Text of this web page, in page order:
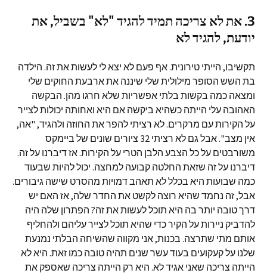
3. את לא צריכה תמיד להגיד "לא" בשביל, את
יודעת, להגיד לא
תקשיבו, הייתי טירונית. אף פעם לא יצא לי לעשות את זה. הילדה
בת השש הסופר מילולית שלי שיננה את ארבעת החוקים שלי
ומצאה כמה בקשות בלתי אפשריות שלא חרגו מהן. הבקשה
האהובה עלי הייתה כשהיא ביקשה אם היא ואחותה יכולות לצייר
על הקירות עם מרקרים. לא רציתי להפר את החוזה ולהגיד, "אה,
אין מצב". אבל גם לא רציתי 32 ציורים שונים של ביימקס
משורבטים על כל הצבע הלבן הטרי על הקירות. אז דיברנו על זה.
דיברנו על זה שזאת החלטה קבועה למחצה. יכול להיות שבעוד
כמה שבועות היא בכלל לא תאהב דמויות מהסרט שישה גיבורים.
אבל, זה נחמד שהיא רוצה לקשט את החדר שלה, אז האם יש
דרך טובה יותר בה היא תוכל לעשות את זה? הפתרון שלה היה
להדביק ניירות על הקיר כדי שהיא תוכל לצייר עליהם ולהחליף
אותם מתי שתרצה. בכנות, אני מקווה שהשיחה הבלתי נמנעת
שלנו על קעקועים בעוד עשר שנים תהיה טובה כמו זאת. היא לא
הייתה צריכה שאני אגיד לא. היא רק הייתה צריכה שאספק את